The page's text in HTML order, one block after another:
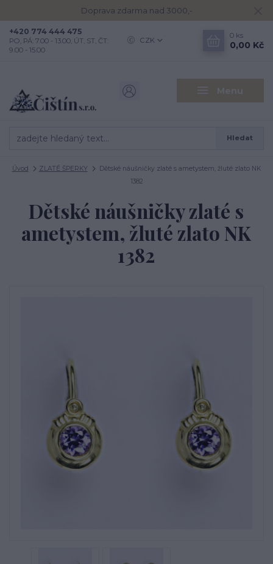
Doprava zdarma nad 3000,-
Menu
CZK
Hledat
+420 774 444 475
PO, PÁ: 7.00 - 13.00, ÚT, ST, ČT:
9.00 - 15.00
0 ks
0,00 Kč
Úvod ZLATÉ ŠPERKY
Dětské náušničky zlaté s ametystem, žluté zlato NK
1382
Dětské náušničky zlaté s
ametystem, žluté zlato NK
1382